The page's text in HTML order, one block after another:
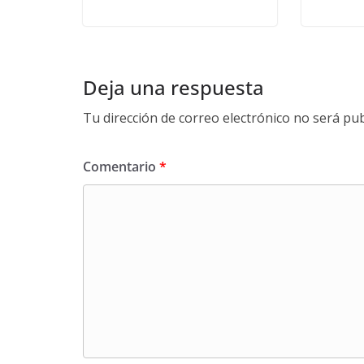
Deja una respuesta
Tu dirección de correo electrónico no será
Comentario *